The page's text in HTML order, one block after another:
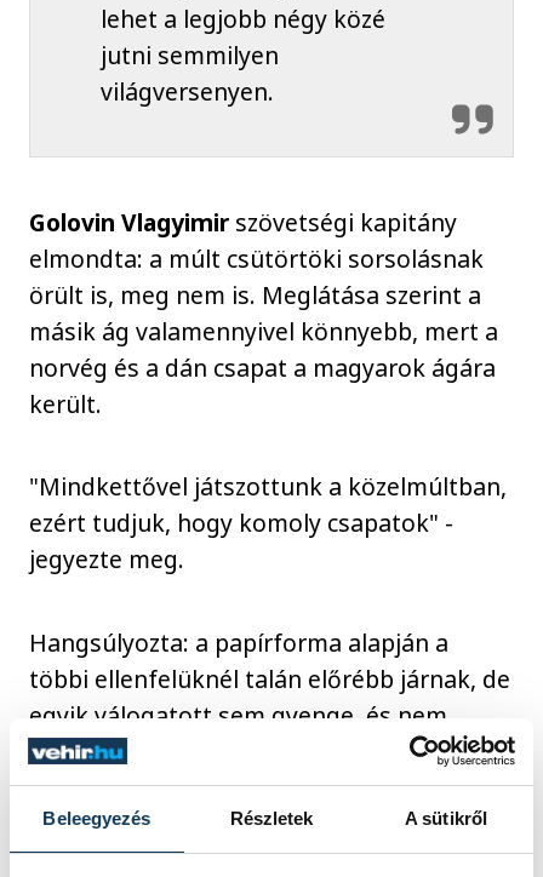
Beleegyezés Részletek A sütikről
lehet a legjobb négy közé
jutni semmilyen
világversenyen.
Golovin Vlagyimir szövetségi kapitány
elmondta: a múlt csütörtöki sorsolásnak
örült is, meg nem is. Meglátása szerint a
másik ág valamennyivel könnyebb, mert a
norvég és a dán csapat a magyarok ágára
került.
"Mindkettővel játszottunk a közelmúltban,
ezért tudjuk, hogy komoly csapatok" -
jegyezte meg.
Hangsúlyozta: a papírforma alapján a
többi ellenfelüknél talán előrébb járnak, de
egyik válogatott sem gyenge, és nem
szeretnének lenézni senkit.